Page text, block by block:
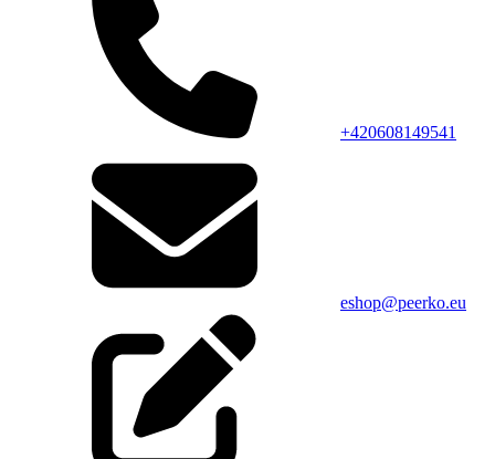
+420608149541
eshop@peerko.eu